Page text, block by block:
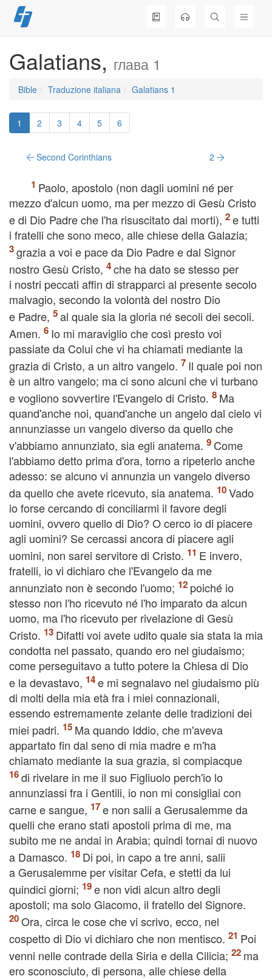
Skip
to
Galatians, глава 1
Bible Traduzione italiana Galatians 1
1 2 3 4 5 6
Second Corinthians 2
Paolo, apostolo (non dagli uomini né per
mezzo d'alcun uomo, ma per mezzo di Gesù Cristo
e di Dio Padre che l'ha risuscitato dai morti),
e tutti
i fratelli che sono meco, alle chiese della Galazia;
grazia a voi e pace da Dio Padre e dal Signor
nostro Gesù Cristo,
che ha dato se stesso per
i nostri peccati affin di strapparci al presente secolo
malvagio, secondo la volontà del nostro Dio
e Padre,
al quale sia la gloria né secoli dei secoli.
Amen.
Io mi maraviglio che così presto voi
passiate da Colui che vi ha chiamati mediante la
grazia di Cristo, a un altro vangelo.
Il quale poi non
è un altro vangelo; ma ci sono alcuni che vi turbano
e vogliono sovvertire l'Evangelo di Cristo.
Ma
quand'anche noi, quand'anche un angelo dal cielo vi
annunziasse un vangelo diverso da quello che
v'abbiamo annunziato, sia egli anatema.
Come
l'abbiamo detto prima d'ora, torno a ripeterlo anche
adesso: se alcuno vi annunzia un vangelo diverso
da quello che avete ricevuto, sia anatema.
Vado
io forse cercando di conciliarmi il favore degli
uomini, ovvero quello di Dio? O cerco io di piacere
agli uomini? Se cercassi ancora di piacere agli
uomini, non sarei servitore di Cristo.
E invero,
fratelli, io vi dichiaro che l'Evangelo da me
annunziato non è secondo l'uomo;
poiché io
stesso non l'ho ricevuto né l'ho imparato da alcun
uomo, ma l'ho ricevuto per rivelazione di Gesù
Cristo.
Difatti voi avete udito quale sia stata la mia
condotta nel passato, quando ero nel giudaismo;
come perseguitavo a tutto potere la Chiesa di Dio
e la devastavo,
e mi segnalavo nel giudaismo più
di molti della mia età fra i miei connazionali,
essendo estremamente zelante delle tradizioni dei
miei padri.
Ma quando Iddio, che m'aveva
appartato fin dal seno di mia madre e m'ha
chiamato mediante la sua grazia, si compiacque
di rivelare in me il suo Figliuolo perch'io lo
annunziassi fra i Gentili, io non mi consigliai con
carne e sangue,
e non salii a Gerusalemme da
quelli che erano stati apostoli prima di me, ma
subito me ne andai in Arabia; quindi tornai di nuovo
a Damasco.
Di poi, in capo a tre anni, salii
a Gerusalemme per visitar Cefa, e stetti da lui
quindici giorni;
e non vidi alcun altro degli
apostoli; ma solo Giacomo, il fratello del Signore.
Ora, circa le cose che vi scrivo, ecco, nel
cospetto di Dio vi dichiaro che non mentisco.
Poi
venni nelle contrade della Siria e della Cilicia;
ma
ero sconosciuto, di persona, alle chiese della